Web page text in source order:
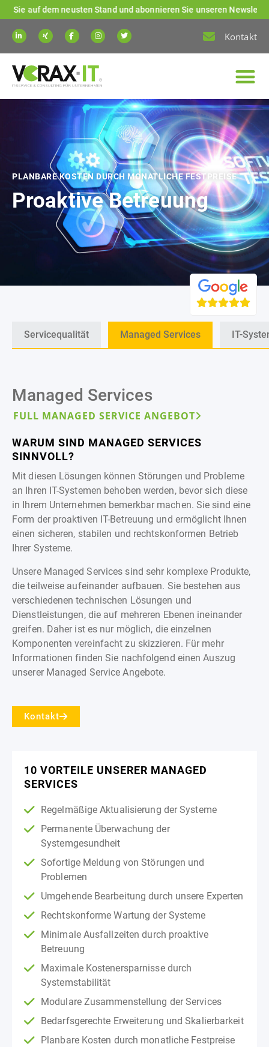
neusten Stand und abonnieren Sie unseren Newsletter! Klicken Sie
Kontakt
PLANBARE KOSTEN DURCH MONATLICHE FESTPREISE
Proaktive Betreuung
Servicequalität Managed Services IT-
Managed Services
FULL MANAGED SERVICE ANGEBOT
WARUM SIND MANAGED SERVICES
SINNVOLL?
Mit diesen Lösungen können Störungen und Probleme
an Ihren IT-Systemen behoben werden, bevor sich diese
in Ihrem Unternehmen bemerkbar machen. Sie sind eine
Form der proaktiven IT-Betreuung und ermöglicht Ihnen
einen sicheren, stabilen und rechtskonformen Betrieb
Ihrer Systeme.
Unsere Managed Services sind sehr komplexe Produkte,
die teilweise aufeinander aufbauen. Sie bestehen aus
verschiedenen technischen Lösungen und
Dienstleistungen, die auf mehreren Ebenen ineinander
greifen. Daher ist es nur möglich, die einzelnen
Komponenten vereinfacht zu skizzieren. Für mehr
Informationen finden Sie nachfolgend einen Auszug
unserer Managed Service Angebote.
Kontakt
10 VORTEILE UNSERER MANAGED
SERVICES
Regelmäßige Aktualisierung der Systeme
Permanente Überwachung der
Systemgesundheit
Sofortige Meldung von Störungen und
Problemen
Umgehende Bearbeitung durch unsere Experten
Rechtskonforme Wartung der Systeme
Minimale Ausfallzeiten durch proaktive
Betreuung
Maximale Kostenersparnisse durch
Systemstabilität
Modulare Zusammenstellung der Services
Bedarfsgerechte Erweiterung und Skalierbarkeit
Planbare Kosten durch monatliche Festpreise